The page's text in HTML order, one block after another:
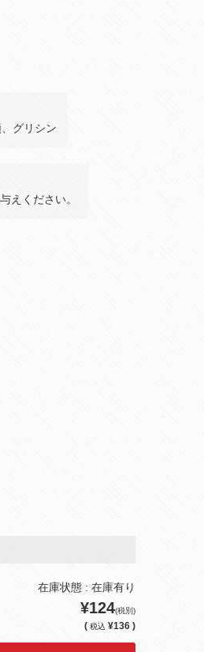
グリシン
えください。
在庫状態 : 在庫有り
¥124(税別)
( 税込 ¥136 )